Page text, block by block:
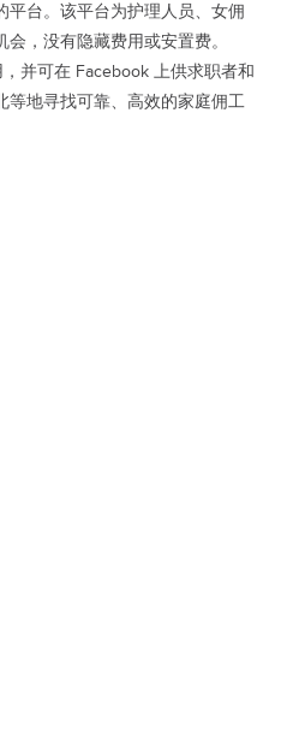
平台。该平台为护理人员、女佣
，没有隐藏费用或安置费。
并可在 Facebook 上供求职者和
等地寻找可靠、高效的家庭佣工